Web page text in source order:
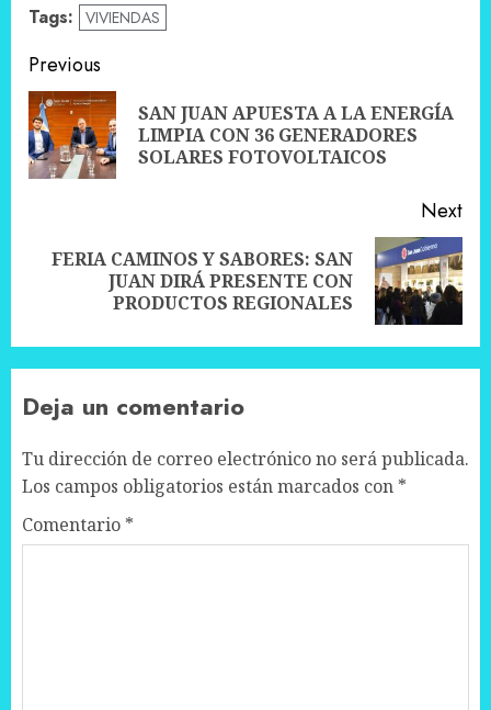
Tags: VIVIENDAS
Post
navigation
Previous
SAN JUAN APUESTA A LA ENERGÍA
LIMPIA CON 36 GENERADORES
SOLARES FOTOVOLTAICOS
Next
Next
FERIA CAMINOS Y SABORES: SAN
JUAN DIRÁ PRESENTE CON
PRODUCTOS REGIONALES
Deja un comentario
Tu dirección de correo electrónico no será publicada.
Los campos obligatorios están marcados con *
Comentario *